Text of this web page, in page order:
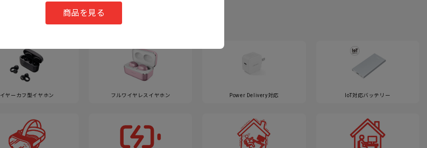
カテゴリー
イヤーカフ型イヤホン フルワイヤレスイヤホン Power Delivery対応 IoT対応バッテリー
商品を見る